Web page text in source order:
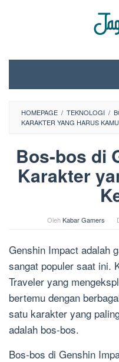
HOMEPAGE / TEKNOLOGI /
KARAKTER YANG HARUS
Bos-bos di
Karakter
OlehKabar Gamers
Genshin Impact adalah
sangat populer saat ini.
Traveler yang
bertemu dengan
satu karakter yang
adalah bos-bos.
Bos-bos di Genshin